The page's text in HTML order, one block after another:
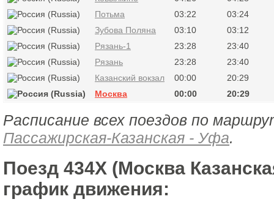
Потьма
03:22
03:24
Зубова Поляна
03:10
03:12
Рязань-1
23:28
23:40
Рязань
23:28
23:40
Казанский вокзал
00:00
20:29
Москва
00:00 20:29
Расписание всех поездов по
Пассажирская-Казанская - Уфа.
Поезд 434Х (Москва
график движения: